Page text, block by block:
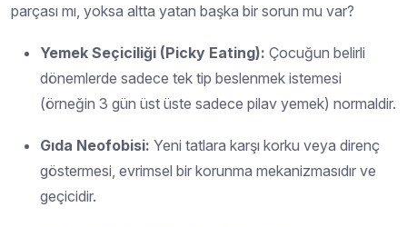
parçası mı, yoksa altta yatan başka bir sorun mu var?
Yemek Seçiciliği (Picky Eating): Çocuğun belirli
dönemlerde sadece tek tip beslenmek istemesi
(örneğin 3 gün üst üste sadece pilav yemek) normaldir.
Gıda Neofobisi: Yeni tatlara karşı korku veya direnç
göstermesi, evrimsel bir korunma mekanizmasıdır ve
geçicidir.